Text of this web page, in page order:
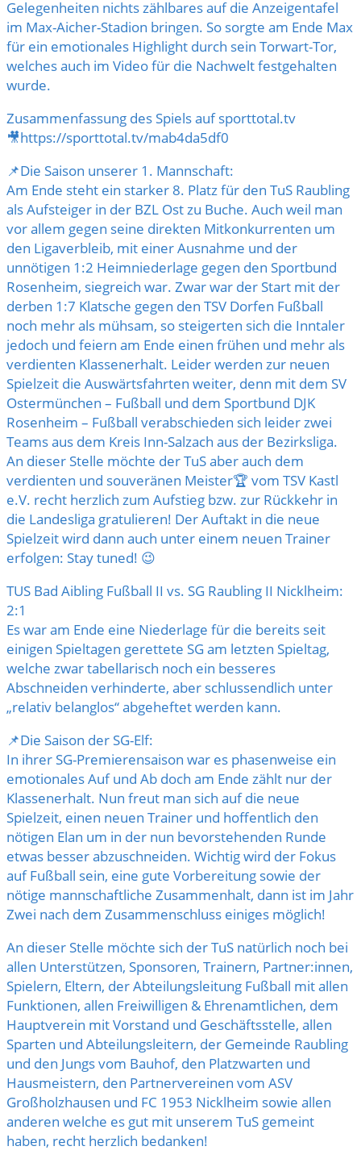
Gelegenheiten nichts zählbares auf die Anzeigentafel
im Max-Aicher-Stadion bringen. So sorgte am Ende Max
für ein emotionales Highlight durch sein Torwart-Tor,
welches auch im Video für die Nachwelt festgehalten
wurde.
Zusammenfassung des Spiels auf sporttotal.tv
🎥https://sporttotal.tv/mab4da5df0
📌Die Saison unserer 1. Mannschaft:
Am Ende steht ein starker 8. Platz für den TuS Raubling
als Aufsteiger in der BZL Ost zu Buche. Auch weil man
vor allem gegen seine direkten Mitkonkurrenten um
den Ligaverbleib, mit einer Ausnahme und der
unnötigen 1:2 Heimniederlage gegen den Sportbund
Rosenheim, siegreich war. Zwar war der Start mit der
derben 1:7 Klatsche gegen den TSV Dorfen Fußball
noch mehr als mühsam, so steigerten sich die Inntaler
jedoch und feiern am Ende einen frühen und mehr als
verdienten Klassenerhalt. Leider werden zur neuen
Spielzeit die Auswärtsfahrten weiter, denn mit dem SV
Ostermünchen – Fußball und dem Sportbund DJK
Rosenheim – Fußball verabschieden sich leider zwei
Teams aus dem Kreis Inn-Salzach aus der Bezirksliga.
An dieser Stelle möchte der TuS aber auch dem
verdienten und souveränen Meister🏆 vom TSV Kastl
e.V. recht herzlich zum Aufstieg bzw. zur Rückkehr in
die Landesliga gratulieren! Der Auftakt in die neue
Spielzeit wird dann auch unter einem neuen Trainer
erfolgen: Stay tuned! 😉
TUS Bad Aibling Fußball II vs. SG Raubling II Nicklheim:
2:1
Es war am Ende eine Niederlage für die bereits seit
einigen Spieltagen gerettete SG am letzten Spieltag,
welche zwar tabellarisch noch ein besseres
Abschneiden verhinderte, aber schlussendlich unter
„relativ belanglos“ abgeheftet werden kann.
📌Die Saison der SG-Elf:
In ihrer SG-Premierensaison war es phasenweise ein
emotionales Auf und Ab doch am Ende zählt nur der
Klassenerhalt. Nun freut man sich auf die neue
Spielzeit, einen neuen Trainer und hoffentlich den
nötigen Elan um in der nun bevorstehenden Runde
etwas besser abzuschneiden. Wichtig wird der Fokus
auf Fußball sein, eine gute Vorbereitung sowie der
nötige mannschaftliche Zusammenhalt, dann ist im Jahr
Zwei nach dem Zusammenschluss einiges möglich!
An dieser Stelle möchte sich der TuS natürlich noch bei
allen Unterstützen, Sponsoren, Trainern, Partner:innen,
Spielern, Eltern, der Abteilungsleitung Fußball mit allen
Funktionen, allen Freiwilligen & Ehrenamtlichen, dem
Hauptverein mit Vorstand und Geschäftsstelle, allen
Sparten und Abteilungsleitern, der Gemeinde Raubling
und den Jungs vom Bauhof, den Platzwarten und
Hausmeistern, den Partnervereinen vom ASV
Großholzhausen und FC 1953 Nicklheim sowie allen
anderen welche es gut mit unserem TuS gemeint
haben, recht herzlich bedanken!